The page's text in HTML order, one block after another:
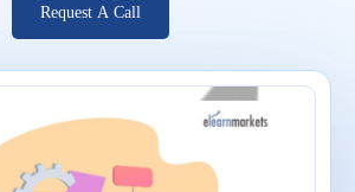
Request A Call